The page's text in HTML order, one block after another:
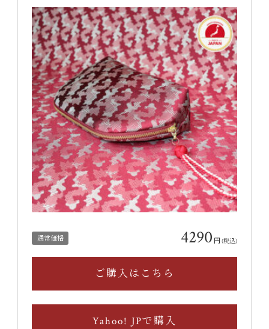
通常価格 4290 円(税込)
ご購入はこちら
Yahoo! JPで購入